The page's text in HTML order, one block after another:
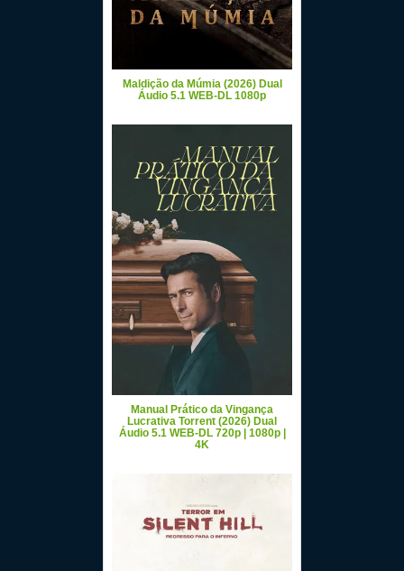
Maldição da Múmia (2026) Dual
Áudio 5.1 WEB-DL 1080p
Manual Prático da Vingança
Lucrativa Torrent (2026) Dual
Áudio 5.1 WEB-DL 720p | 1080p |
4K